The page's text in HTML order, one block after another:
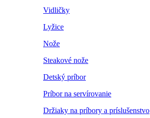
Vidličky
Lyžice
Nože
Steakové nože
Detský príbor
Príbor na servírovanie
Držiaky na príbory a príslušenstvo